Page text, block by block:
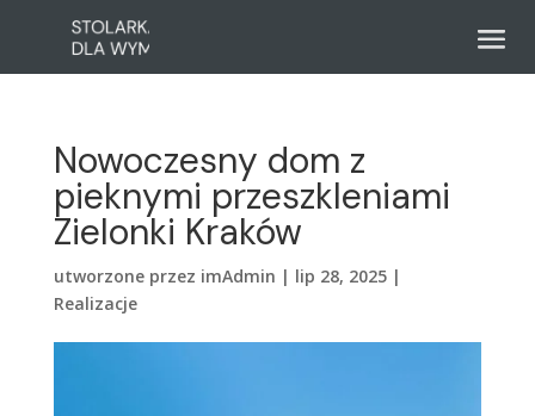
Nowoczesny dom z
pieknymi przeszkleniami
Zielonki Kraków
utworzone przez imAdmin | lip 28, 2025|
Realizacje